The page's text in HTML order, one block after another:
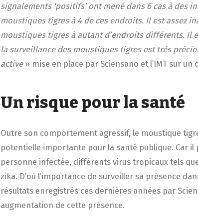
signalements ‘positifs’ ont mené dans 6 cas à des
moustiques tigres à 4 de ces endroits. Il est assez
moustiques tigres à autant d’endroits différents. Il
la surveillance des moustiques tigres est très
active» mise en place par Sciensano et l’IMT sur
Un risque pour la santé
Outre son comportement agressif, le moustique
potentielle importante pour la santé publique. Car
personne infectée, différents virus tropicaux tels
zika. D’où l’importance de surveiller sa présence
résultats enregistrés ces dernières années par
augmentation de cette présence.